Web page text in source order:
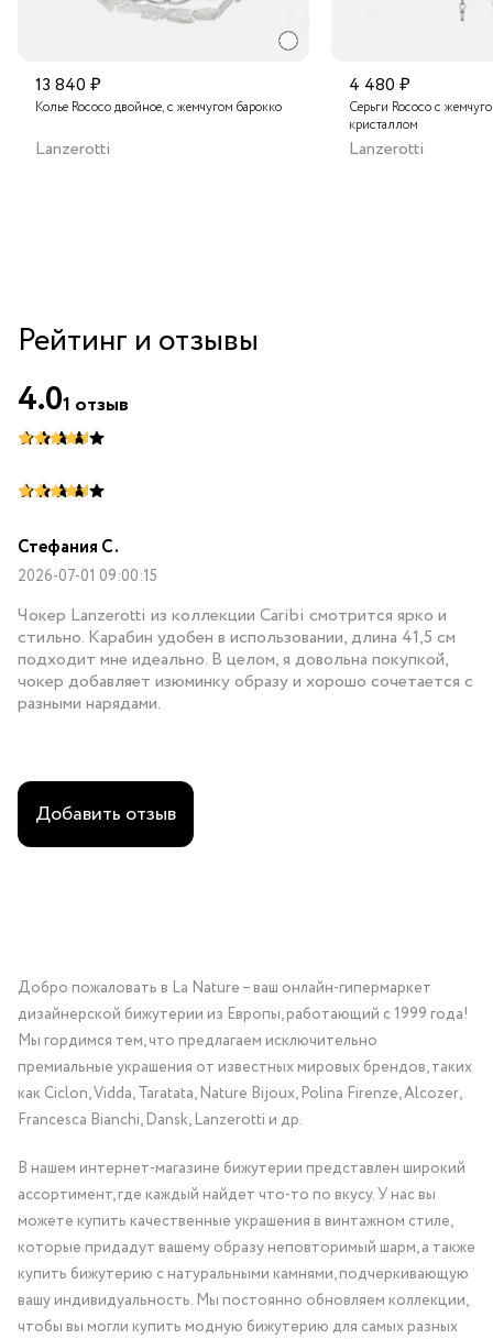
13 840 ₽
Колье Rococo двойное, с жемчугом барокко
Lanzerotti
4 480 ₽
Серьги Rococo с
кристаллом
Lanzerotti
Рейтинг и отзывы
Стефания С.
2026-07-01 09:00:15
Чокер Lanzerotti из коллекции Caribi смотрится ярко и
стильно. Карабин удобен в использовании, длина 41,5 см
подходит мне идеально. В целом, я довольна покупкой,
чокер добавляет изюминку образу и хорошо сочетается с
разными нарядами.
4.01 отзыв
Добавить отзыв
Добро пожаловать в La Nature – ваш онлайн-гипермаркет
дизайнерской бижутерии из Европы, работающий с 1999 года!
Мы гордимся тем, что предлагаем исключительно
премиальные украшения от известных мировых брендов, таких
как Ciclon, Vidda, Taratata, Nature Bijoux, Polina Firenze, Alcozer,
Francesca Bianchi, Dansk, Lanzerotti и др.
В нашем интернет-магазине бижутерии представлен широкий
ассортимент, где каждый найдет что-то по вкусу. У нас вы
можете купить качественные украшения в винтажном стиле,
которые придадут вашему образу неповторимый шарм, а также
купить бижутерию с натуральными камнями, подчеркивающую
вашу индивидуальность. Мы постоянно обновляем коллекции,
чтобы вы могли купить модную бижутерию для самых разных